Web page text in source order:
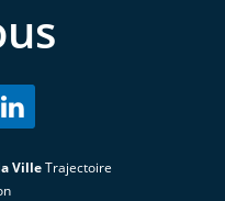
VilleTrajectoire